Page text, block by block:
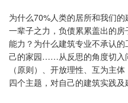
为什么70%人类的居所和我们
一辈子之力，负债累累盖出的
能力？为什么建筑专业不承认
己的家园……从反思的角度切入
（原则）、开放理性、互为主
四个主题，对自己的建筑实践及